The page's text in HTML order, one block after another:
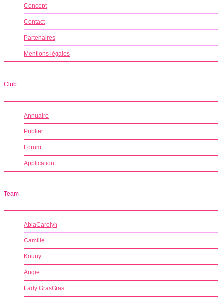
Concept
Contact
Partenaires
Mentions légales
Club
Annuaire
Publier
Forum
Application
Team
AblaCarolyn
Camille
Kouny
Angie
Lady GrasGras